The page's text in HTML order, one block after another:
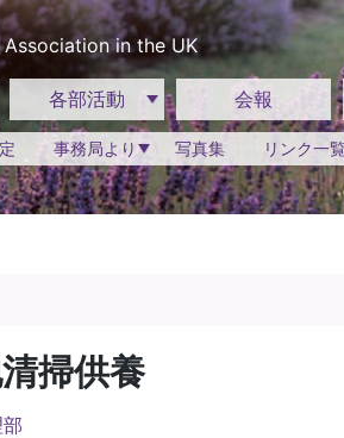
in the UK
各部活動 会報
事務局より 写真集 リンク一
掃供養